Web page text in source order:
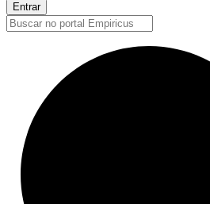
Entrar